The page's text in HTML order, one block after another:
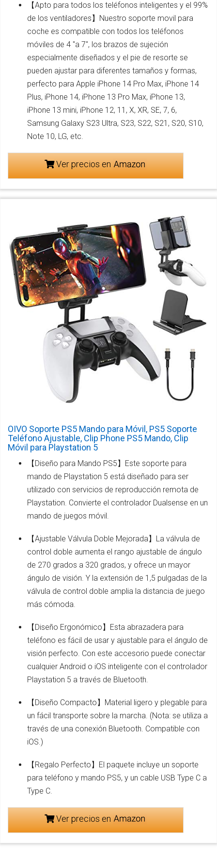
【Apto para todos los teléfonos inteligentes y el 99%
de los ventiladores】Nuestro soporte movil para
coche es compatible con todos los teléfonos
móviles de 4 "a 7", los brazos de sujeción
especialmente diseñados y el pie de resorte se
pueden ajustar para diferentes tamaños y formas,
perfecto para Apple iPhone 14 Pro Max, iPhone 14
Plus, iPhone 14, iPhone 13 Pro Max, iPhone 13,
iPhone 13 mini, iPhone 12, 11, X, XR, SE, 7, 6,
Samsung Galaxy S23 Ultra, S23, S22, S21, S20, S10,
Note 10, LG, etc.
Ver precios en
OIVO Soporte PS5 Mando para Móvil, PS5 Soporte
Teléfono Ajustable, Clip Phone PS5 Mando, Clip
Móvil para Playstation 5
【Diseño para Mando PS5】Este soporte para
mando de Playstation 5 está diseñado para ser
utilizado con servicios de reproducción remota de
Playstation. Convierte el controlador Dualsense en un
mando de juegos móvil.
【Ajustable Válvula Doble Mejorada】La válvula de
control doble aumenta el rango ajustable de ángulo
de 270 grados a 320 grados, y ofrece un mayor
ángulo de visión. Y la extensión de 1,5 pulgadas de la
válvula de control doble amplia la distancia de juego
más cómoda.
【Diseño Ergonómico】Esta abrazadera para
teléfono es fácil de usar y ajustable para el ángulo de
visión perfecto. Con este accesorio puede conectar
cualquier Android o iOS inteligente con el controlador
Playstation 5 a través de Bluetooth.
【Diseño Compacto】Material ligero y plegable para
un fácil transporte sobre la marcha. (Nota: se utiliza a
través de una conexión Bluetooth. Compatible con
iOS.)
【Regalo Perfecto】El paquete incluye un soporte
para teléfono y mando PS5, y un cable USB Type C a
Type C.
Ver precios en